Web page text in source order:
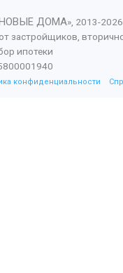
ДОМА», 2013-2026
застройщиков,
ипотеки
конфиденциальности